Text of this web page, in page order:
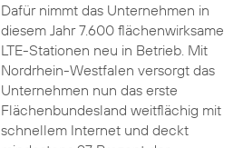
Dafür nimmt das Unternehmen in
diesem Jahr 7.600 flächenwirksame
LTE-Stationen neu in Betrieb. Mit
Nordrhein-Westfalen versorgt das
Unternehmen nun das erste
Flächenbundesland weitflächig mit
schnellem Internet und deckt